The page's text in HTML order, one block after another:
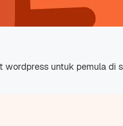
wordpress untuk pemula di